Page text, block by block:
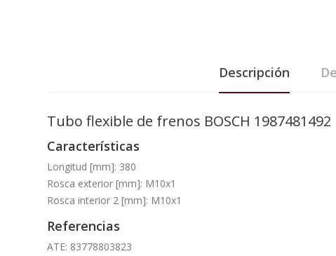
Descripción
Tubo flexible de frenos BOSCH 1987481492
Características
Longitud [mm]: 380
Rosca exterior [mm]: M10x1
Rosca interior 2 [mm]: M10x1
Referencias
ATE: 83778803823